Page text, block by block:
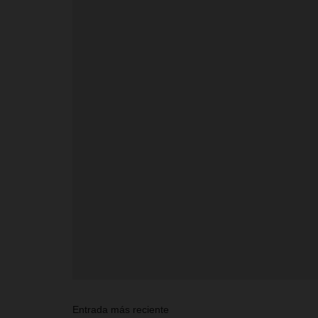
Entrada más reciente